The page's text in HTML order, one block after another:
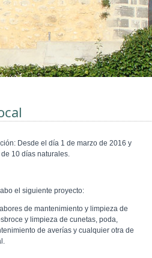
Desde el día 1 de marzo de 2016 y
10 días naturales.
el siguiente proyecto:
de mantenimiento y limpieza de
y limpieza de cunetas, poda,
de averías y cualquier otra de